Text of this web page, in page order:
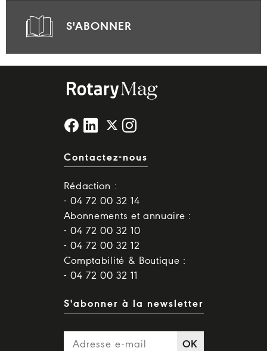
S'ABONNER
Contactez-nous
Rédaction :
- 04 72 00 32 14
Abonnements et annuaire :
- 04 72 00 32 10
- 04 72 00 32 12
Comptabilité & Boutique :
- 04 72 00 32 11
S'abonner à la newsletter
OK